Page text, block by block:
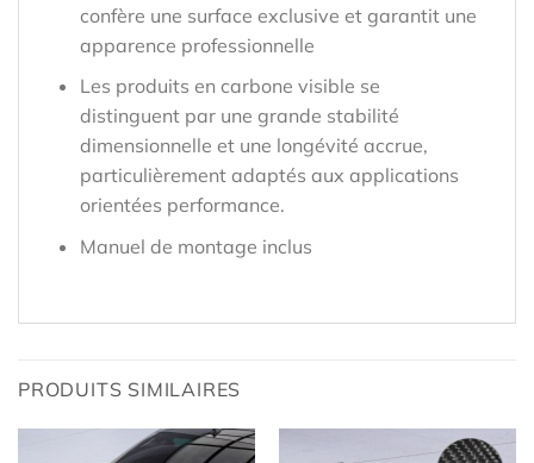
confère une surface exclusive et garantit une
apparence professionnelle
Les produits en carbone visible se
distinguent par une grande stabilité
dimensionnelle et une longévité accrue,
particulièrement adaptés aux applications
orientées performance.
Manuel de montage inclus
PRODUITS SIMILAIRES